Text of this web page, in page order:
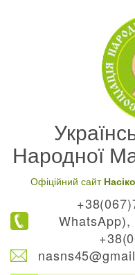
Народної
Офіційний сайт